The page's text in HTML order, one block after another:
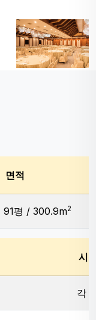
면적
91평 / 300.9m2
시
각